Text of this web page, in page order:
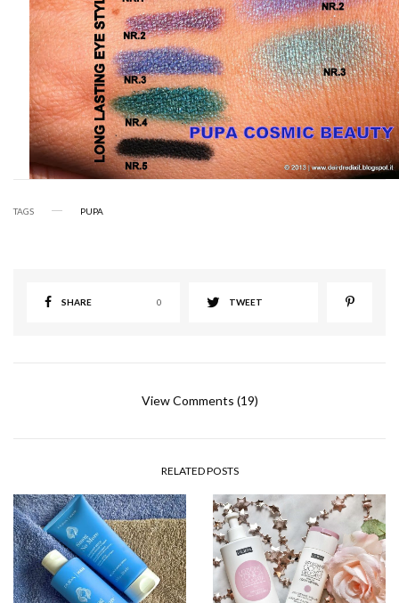
TAGS PUPA
SHARE 0 TWEET
View Comments (19)
RELATED POSTS